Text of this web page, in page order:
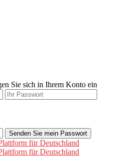
Sie sich in Ihrem Konto ein